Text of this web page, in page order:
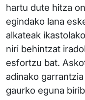
hartu dute hitza
egindako lana
alkateak
niri behintzat
esfortzu bat.
adinako
gaurko eguna